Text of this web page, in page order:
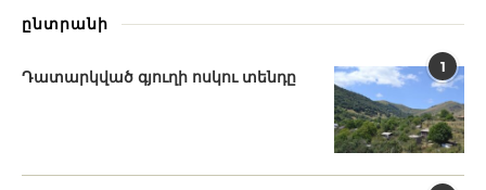
ընտրանի
1
Դատարկված գյուղի ոսկու տենդը